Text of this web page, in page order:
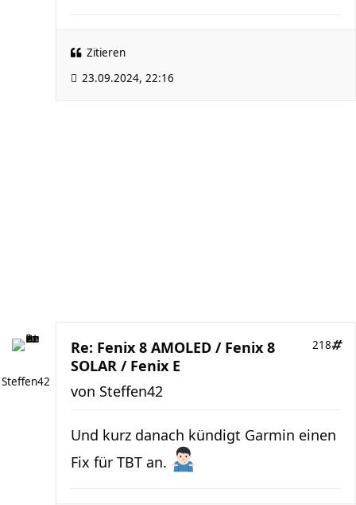
Zitieren
23.09.2024, 22:16
Steffen42
Re: Fenix 8 AMOLED / Fenix 8
SOLAR / Fenix E
218
von Steffen42
Und kurz danach kündigt Garmin einen
Fix für TBT an.